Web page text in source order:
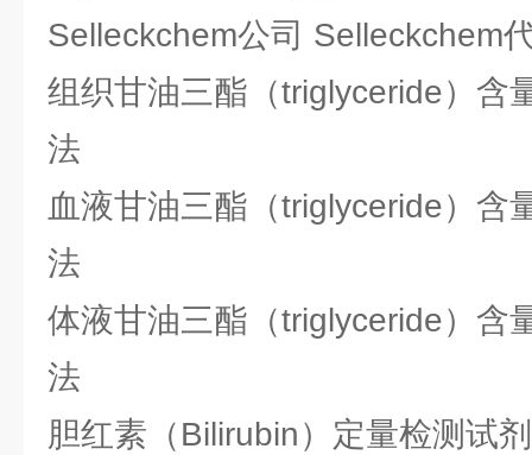
Selleckchem公司 Selleckchem
组织甘油三酯（triglyceride）含
法
血液甘油三酯（triglyceride）含
法
体液甘油三酯（triglyceride）含
法
胆红素（Bilirubin）定量检测试